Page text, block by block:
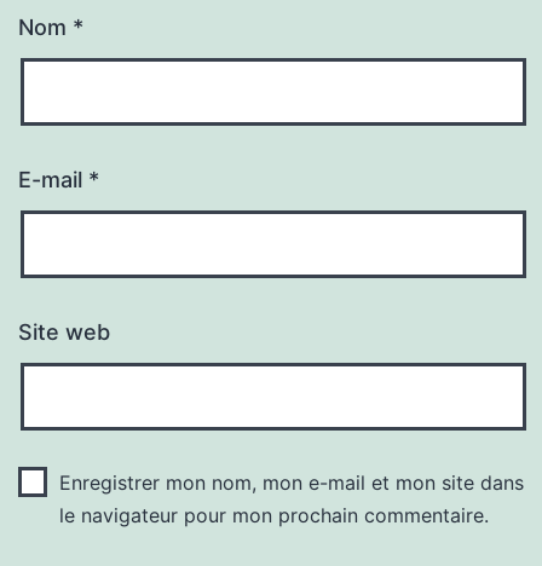
Nom *
E-mail *
Site web
Enregistrer mon nom, mon e-mail et mon site dans
le navigateur pour mon prochain commentaire.